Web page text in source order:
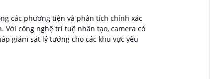
các phương tiện và phân tích chính xác
công nghệ trí tuệ nhân tạo, camera có
giám sát lý tưởng cho các khu vực yêu